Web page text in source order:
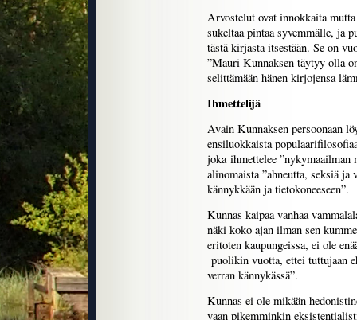
Arvostelut ovat innokkaita
sukeltaa pintaa syvemmälle, ja
tästä kirjasta itsestään. Se on
”Mauri Kunnaksen täytyy olla
selittämään hänen kirjojensa
Ihmettelijä
Avain Kunnaksen persoonaan
ensiluokkaista
joka ihmettelee ”nykymaailman
alinomaista ”ahneutta, seksiä
kännykkään ja tietokoneeseen”.
Kunnas kaipaa vanhaa
näki koko ajan ilman sen
eritoten kaupungeissa, ei ole
puolikin vuotta, ettei tuttujaan
verran kännykässä”.
Kunnas ei ole mikään
vaan pikemminkin